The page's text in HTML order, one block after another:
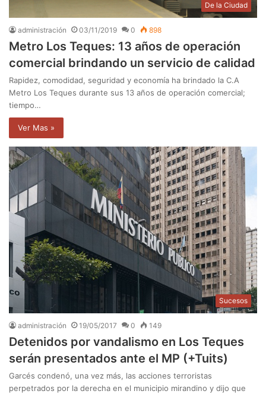
De la Ciudad
administración 03/11/2019 0 898
Metro Los Teques: 13 años de operación
comercial brindando un servicio de calidad
Rapidez, comodidad, seguridad y economía ha brindado la C.A
Metro Los Teques durante sus 13 años de operación comercial;
tiempo…
Ver Mas »
Sucesos
administración 19/05/2017 0 149
Detenidos por vandalismo en Los Teques
serán presentados ante el MP (+Tuits)
Garcés condenó, una vez más, las acciones terroristas
perpetrados por la derecha en el municipio mirandino y dijo que